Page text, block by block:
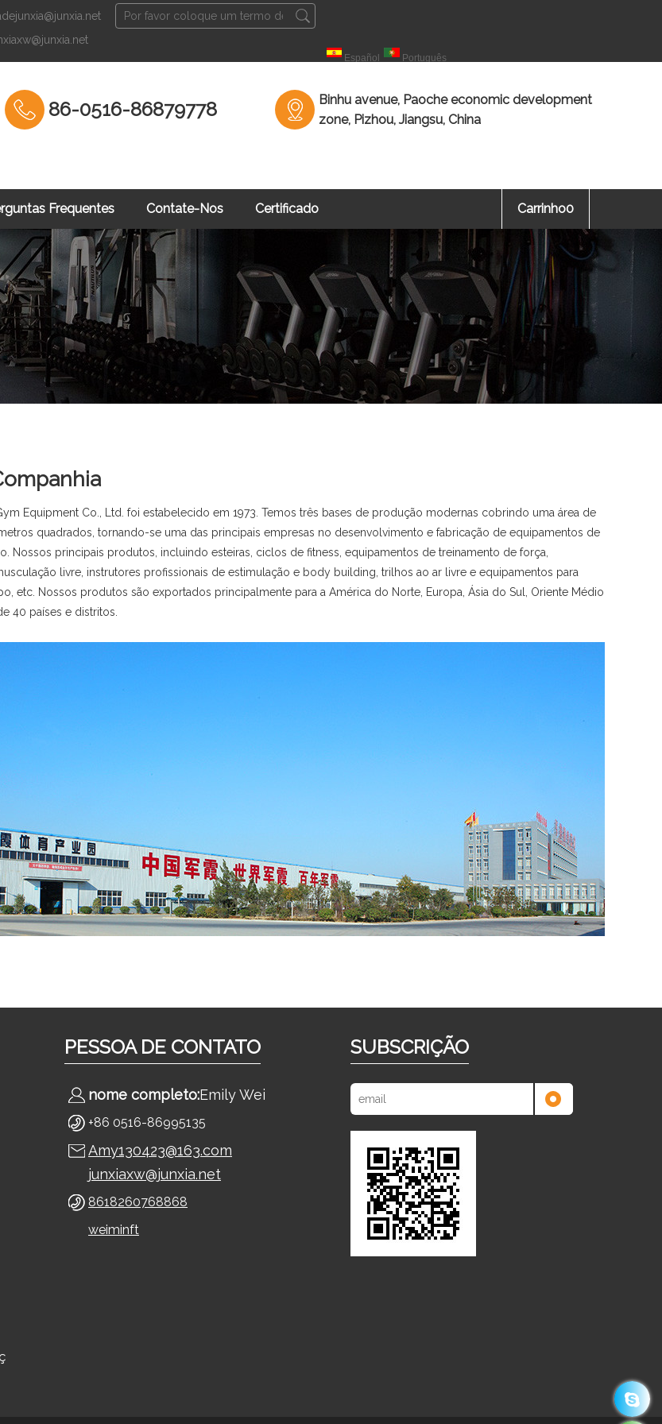
Português
Español Português
86-0516-86879778
Binhu avenue, Paoche economic development
zone, Pizhou, Jiangsu, China
Frequentes Contate-Nos Certificado
Forç
Carrinho0
Equipment Co., Ltd. foi estabelecido em 1973. Temos três bases de produção modernas cobrindo uma área de
quadrados, tornando-se uma das principais empresas no desenvolvimento e fabricação de equipamentos de
Nossos principais produtos, incluindo esteiras, ciclos de fitness, equipamentos de treinamento de força,
livre, instrutores profissionais de estimulação e body building, trilhos ao ar livre e equipamentos para
etc. Nossos produtos são exportados principalmente para a América do Norte, Europa, Ásia do Sul, Oriente Médio
40 países e distritos.
PESSOA DE CONTATO
nome completo:Emily Wei
+86 0516-86995135
Amy130423@163.com
junxiaxw@junxia.net
8618260768868
weiminft
SUBSCRIÇÃO